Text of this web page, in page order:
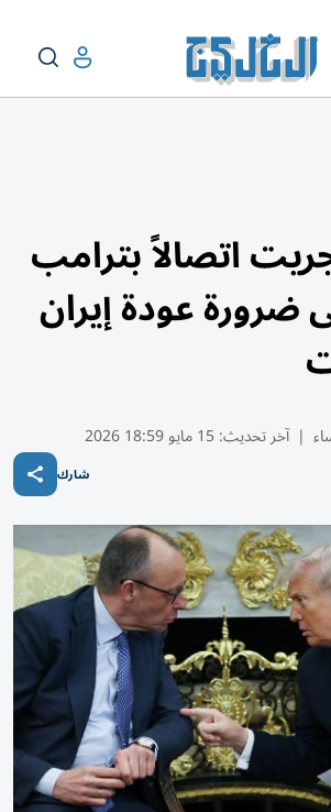
اتصالاً بترامب
ضرورة عودة إيران
| آخر تحديث:15 مايو 18:59 2026
شارك